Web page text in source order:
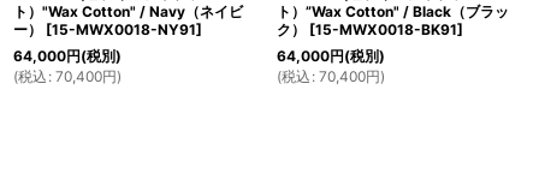
ト）"Wax Cotton" / Navy（ネイビ
ー）
[15-MWX0018-NY91]
64,000円(税別)
(税込 : 70,400円)
ト）”Wax Cotton" / Black（ブラッ
ク）
[15-MWX0018-BK91]
64,000円(税別)
(税込 : 70,400円)